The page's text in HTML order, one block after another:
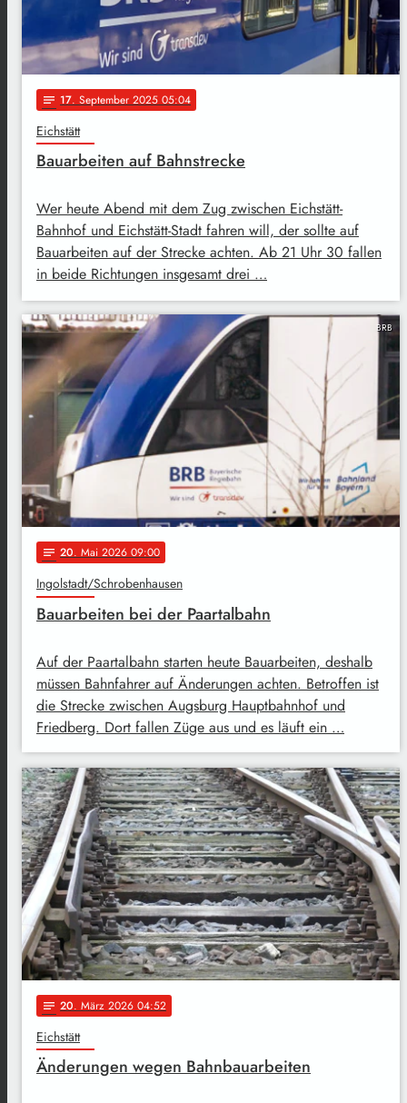
notes 17. September 2025 05:04
Eichstätt
Bauarbeiten auf Bahnstrecke
Wer heute Abend mit dem Zug zwischen Eichstätt-
Bahnhof und Eichstätt-Stadt fahren will, der sollte auf
Bauarbeiten auf der Strecke achten. Ab 21 Uhr 30 fallen
in beide Richtungen insgesamt drei …
BRB
notes 20. Mai 2026 09:00
Ingolstadt/Schrobenhausen
Bauarbeiten bei der Paartalbahn
Auf der Paartalbahn starten heute Bauarbeiten, deshalb
müssen Bahnfahrer auf Änderungen achten. Betroffen ist
die Strecke zwischen Augsburg Hauptbahnhof und
Friedberg. Dort fallen Züge aus und es läuft ein …
notes 20. März 2026 04:52
Eichstätt
Änderungen wegen Bahnbauarbeiten